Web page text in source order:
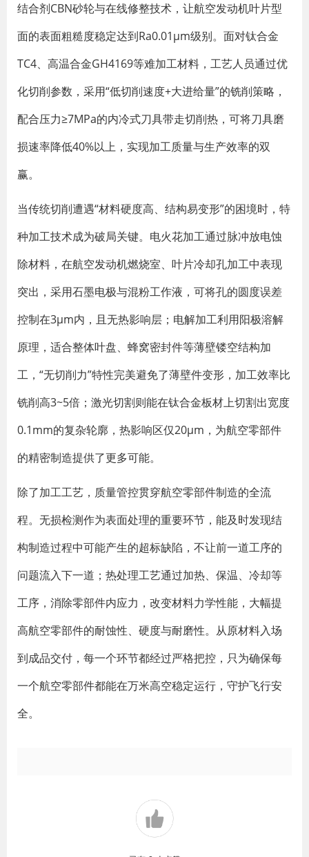
结合剂CBN砂轮与在线修整技术，让航空发动机叶片型
面的表面粗糙度稳定达到Ra0.01μm级别。面对钛合金
TC4、高温合金GH4169等难加工材料，工艺人员通过优
化切削参数，采用“低切削速度+大进给量”的铣削策略，
配合压力≥7MPa的内冷式刀具带走切削热，可将刀具磨
损速率降低40%以上，实现加工质量与生产效率的双
赢。
当传统切削遭遇“材料硬度高、结构易变形”的困境时，特
种加工技术成为破局关键。电火花加工通过脉冲放电蚀
除材料，在航空发动机燃烧室、叶片冷却孔加工中表现
突出，采用石墨电极与混粉工作液，可将孔的圆度误差
控制在3μm内，且无热影响层；电解加工利用阳极溶解
原理，适合整体叶盘、蜂窝密封件等薄壁镂空结构加
工，“无切削力”特性完美避免了薄壁件变形，加工效率比
铣削高3~5倍；激光切割则能在钛合金板材上切割出宽度
0.1mm的复杂轮廓，热影响区仅20μm，为航空零部件
的精密制造提供了更多可能。
除了加工工艺，质量管控贯穿航空零部件制造的全流
程。无损检测作为表面处理的重要环节，能及时发现结
构制造过程中可能产生的超标缺陷，不让前一道工序的
问题流入下一道；热处理工艺通过加热、保温、冷却等
工序，消除零部件内应力，改变材料力学性能，大幅提
高航空零部件的耐蚀性、硬度与耐磨性。从原材料入场
到成品交付，每一个环节都经过严格把控，只为确保每
一个航空零部件都能在万米高空稳定运行，守护飞行安
全。